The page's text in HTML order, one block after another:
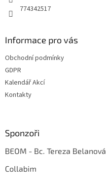
774342517
Informace pro vás
Obchodní podmínky
GDPR
Kalendář Akcí
Kontakty
Sponzoři
BEOM - Bc. Tereza Belanová
Collabim